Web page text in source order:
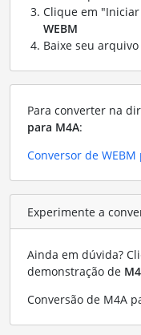
Clique em
WEBM
Baixe seu arquivo
Para converter na
para M4A:
Conversor de WEBM
Experimente a
Ainda em dúvida?
demonstração de
Conversão de M4A